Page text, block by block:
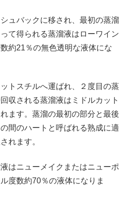
ュバックに移され、最初の蒸溜
て得られる蒸溜液はローワイン
約21％の無色透明な液体にな
トスチルへ運ばれ、２度目の蒸
収される蒸溜液はミドルカット
ます。蒸溜の最初の部分と最後
間のハートと呼ばれる熟成に適
れます。
はニューメイクまたはニューポ
度数約70％の液体になりま